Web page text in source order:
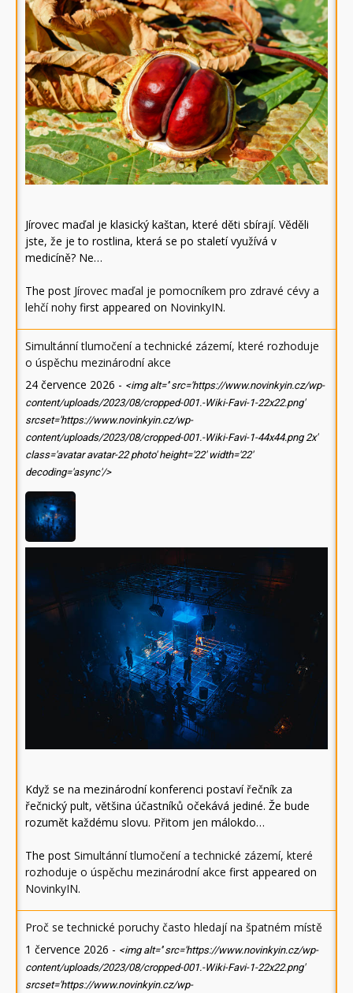
Jírovec maďal je klasický kaštan, které děti sbírají. Věděli
jste, že je to rostlina, která se po staletí využívá v
medicíně? Ne…
The post Jírovec maďal je pomocníkem pro zdravé cévy a
lehčí nohy first appeared on NovinkyIN.
Simultánní tlumočení a technické zázemí, které rozhoduje
o úspěchu mezinárodní akce
24 července 2026 - <img alt='' src='https://www.novinkyin.cz/wp-
content/uploads/2023/08/cropped-001.-Wiki-Favi-1-22x22.png'
srcset='https://www.novinkyin.cz/wp-
content/uploads/2023/08/cropped-001.-Wiki-Favi-1-44x44.png 2x'
class='avatar avatar-22 photo' height='22' width='22'
decoding='async'/>
Když se na mezinárodní konferenci postaví řečník za
řečnický pult, většina účastníků očekává jediné. Že bude
rozumět každému slovu. Přitom jen málokdo…
The post Simultánní tlumočení a technické zázemí, které
rozhoduje o úspěchu mezinárodní akce first appeared on
NovinkyIN.
Proč se technické poruchy často hledají na špatném místě
1 července 2026 - <img alt='' src='https://www.novinkyin.cz/wp-
content/uploads/2023/08/cropped-001.-Wiki-Favi-1-22x22.png'
srcset='https://www.novinkyin.cz/wp-